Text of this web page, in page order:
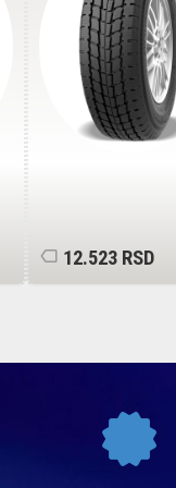
12.523 RSD